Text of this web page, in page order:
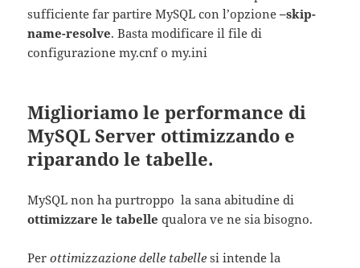
sufficiente far partire MySQL con l’opzione–skip-
name-resolve. Basta modificare il file di
configurazione my.cnf o my.ini
Miglioriamo le performance di
MySQL Server ottimizzando e
riparando le tabelle.
MySQL non ha purtroppo la sana abitudine di
ottimizzare le tabellequalora ve ne sia bisogno.
Perottimizzazione delle tabelle si intende la